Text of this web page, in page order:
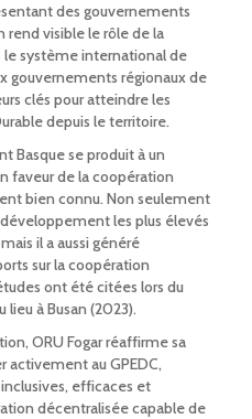
des gouvernements
visible le rôle de la
système international de
gouvernements régionaux de
clés pour atteindre les
depuis le territoire.
Basque se produit à un
faveur de la coopération
bien connu. Non seulement
les plus élevés
il a aussi généré
sur la coopération
ont été citées lors du
lieu à Busan (2023).
ORU Fogar réaffirme sa
au GPEDC,
efficaces et
décentralisée capable de